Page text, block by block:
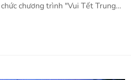
chương trình "Vui Tết Trung